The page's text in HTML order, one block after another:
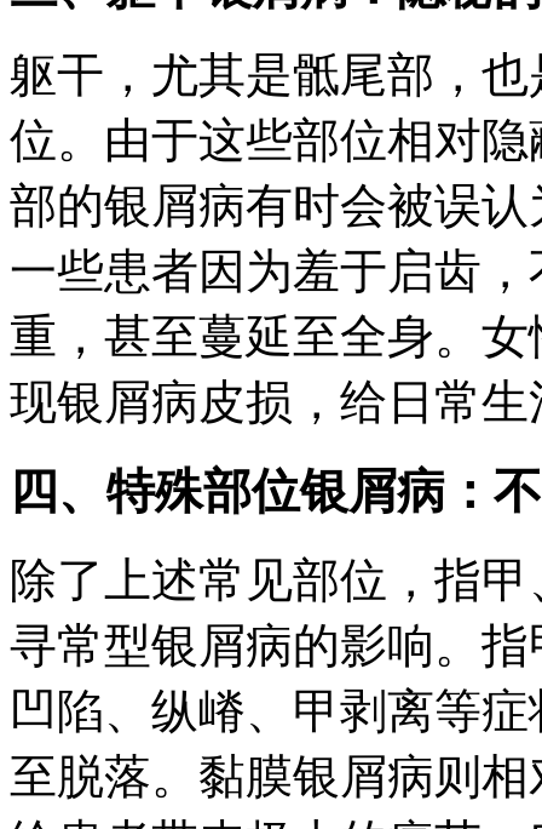
躯干，尤其是骶尾部，
位。由于这些部位相对
部的银屑病有时会被误
一些患者因为羞于启齿
重，甚至蔓延至全身。
现银屑病皮损，给日常
四、特殊部位银屑病：
除了上述常见部位，指
寻常型银屑病的影响。
凹陷、纵嵴、甲剥离等
至脱落。黏膜银屑病则